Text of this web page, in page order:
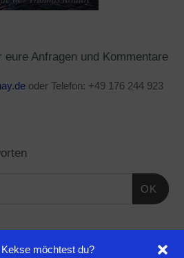
möchtest du?
eure Anfragen und Kommentare
oder Telefon: +49 176 244 923
OK